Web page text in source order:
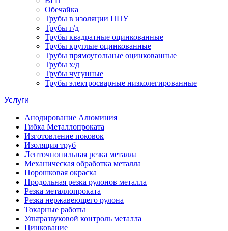
Обечайка
Трубы в изоляции ППУ
Трубы г/д
Трубы квадратные оцинкованные
Трубы круглые оцинкованные
Трубы прямоугольные оцинкованные
Трубы х/д
Трубы чугунные
Трубы электросварные низколегированные
Услуги
Анодирование Алюминия
Гибка Металлопроката
Изготовление поковок
Изоляция труб
Ленточнопильная резка металла
Механическая обработка металла
Порошковая окраска
Продольная резка рулонов металла
Резка металлопроката
Резка нержавеющего рулона
Токарные работы
Ультразвуковой контроль металла
Цинкование